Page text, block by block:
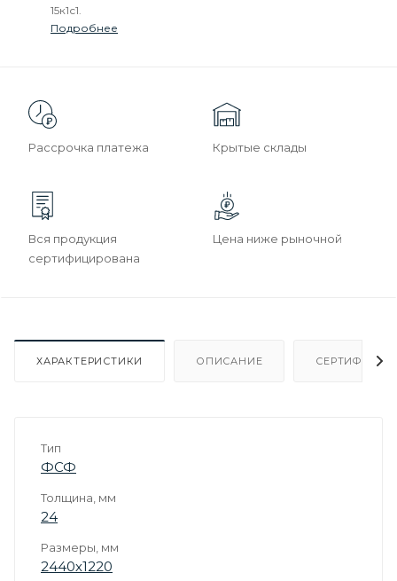
15к1с1.
Подробнее
Рассрочка платежа Крытые склады
Вся продукция
сертифицирована
Цена ниже рыночной
ХАРАКТЕРИСТИКИ ОПИСАНИЕ
Тип
ФСФ
Толщина, мм
24
Размеры, мм
2440х1220